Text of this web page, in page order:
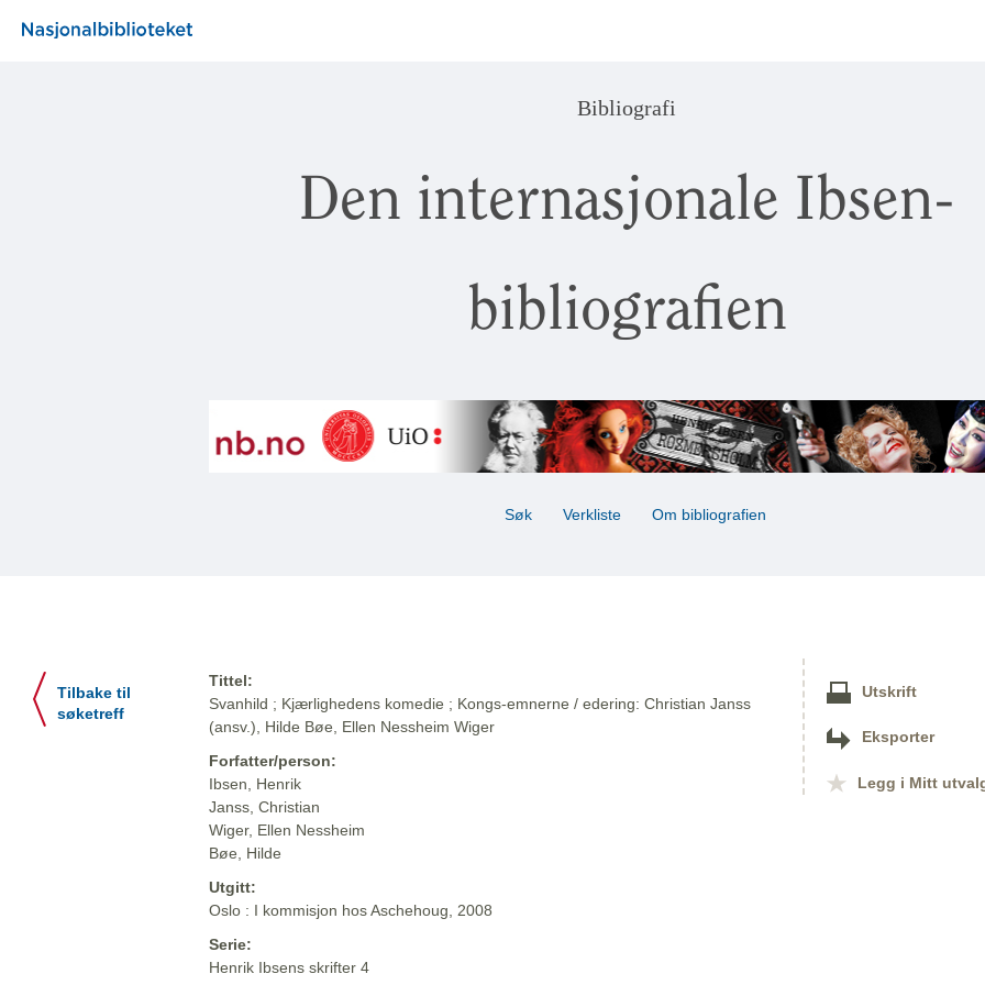
Bibliografi
Den internasjonale Ibsen-
bibliografien
Søk Verkliste Om bibliografien
Tilbake til
søketreff
Tittel:
Svanhild ; Kjærlighedens komedie ; Kongs-emnerne / edering: Christian Janss
(ansv.), Hilde Bøe, Ellen Nessheim Wiger
Forfatter/person:
Ibsen, Henrik
Janss, Christian
Wiger, Ellen Nessheim
Bøe, Hilde
Utgitt:
Oslo : I kommisjon hos Aschehoug, 2008
Serie:
Henrik Ibsens skrifter 4
Utskrift
Eksporter
Legg i Mitt